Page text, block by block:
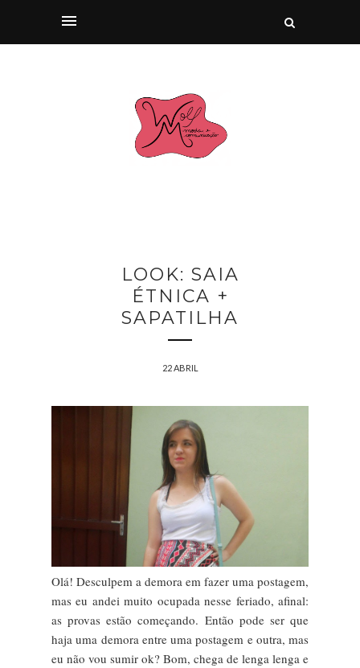
LOOK: SAIA
ÉTNICA +
SAPATILHA
22 ABRIL
Olá! Desculpem a demora em fazer uma postagem,
mas eu andei muito ocupada nesse feriado, afinal:
as provas estão começando. Então pode ser que
haja uma demora entre uma postagem e outra, mas
eu não vou sumir ok? Bom, chega de lenga lenga e